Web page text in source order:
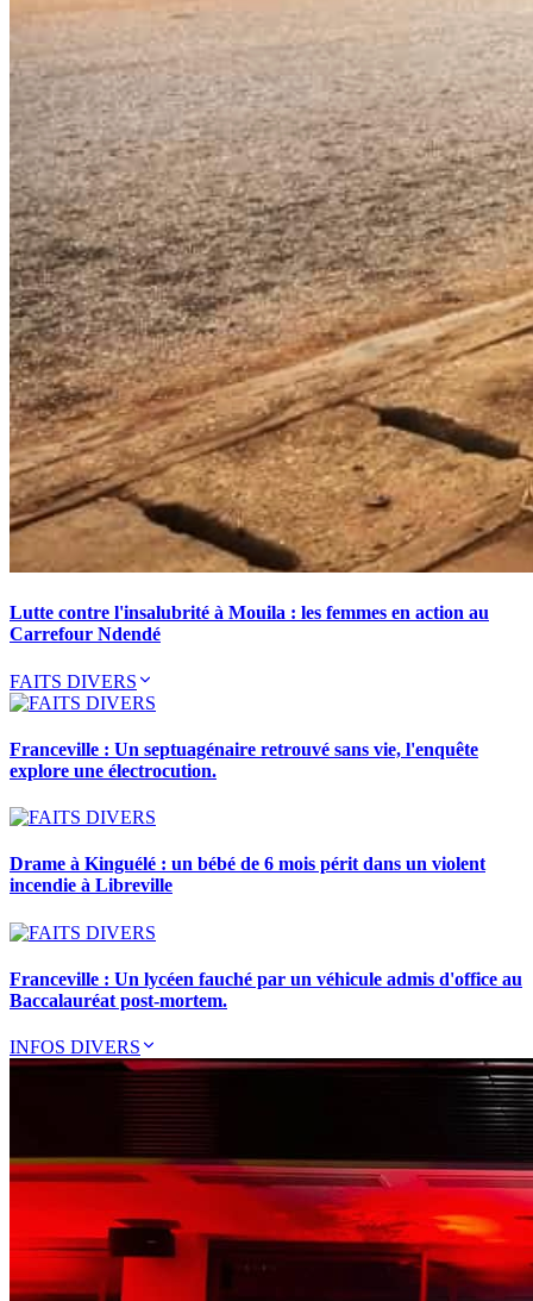
Lutte contre l'insalubrité à Mouila : les femmes en action au
Carrefour Ndendé
FAITS DIVERS
Franceville : Un septuagénaire retrouvé sans vie, l'enquête
explore une électrocution.
Drame à Kinguélé : un bébé de 6 mois périt dans un violent
incendie à Libreville
Franceville : Un lycéen fauché par un véhicule admis d'office au
Baccalauréat post-mortem.
INFOS DIVERS